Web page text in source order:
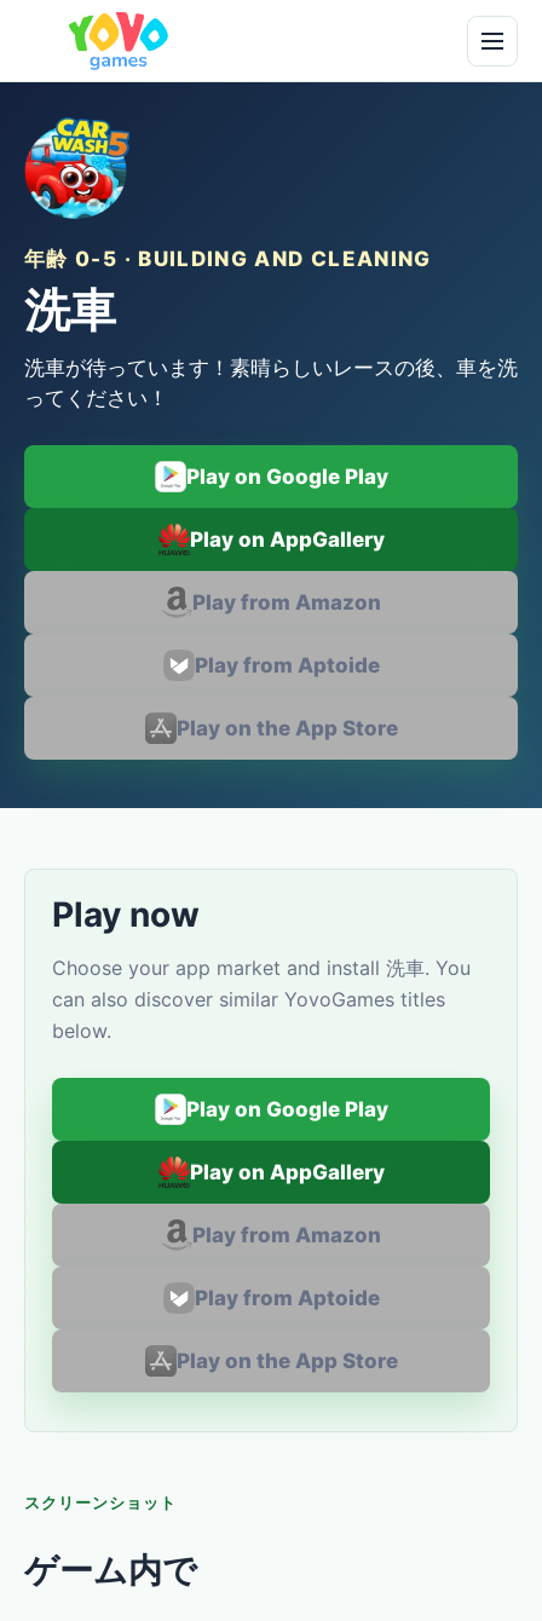
年齢 0-5 · BUILDING AND CLEANING
洗車
洗車が待っています！素晴らしいレースの後、車を洗
ってください！
Play on Google Play
Play on AppGallery
Play from Amazon
Play from Aptoide
Play on the App Store
Play now
Choose your app market and install 洗車. You
can also discover similar YovoGames titles
below.
Play on Google Play
Play on AppGallery
Play from Amazon
Play from Aptoide
Play on the App Store
スクリーンショット
ゲーム内で